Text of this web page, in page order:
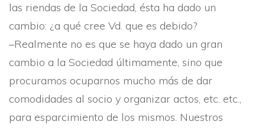
las riendas de la Sociedad, ésta ha dado un
cambio: ¿a qué cree Vd. que es debido?
–Realmente no es que se haya dado un gran
cambio a la Sociedad últimamente, sino que
procuramos ocuparnos mucho más de dar
comodidades al socio y organizar actos, etc. etc.,
para esparcimiento de los mismos. Nuestros